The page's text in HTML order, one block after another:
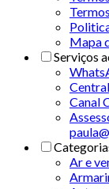
Mapa
Serviços
Canal
Ar e